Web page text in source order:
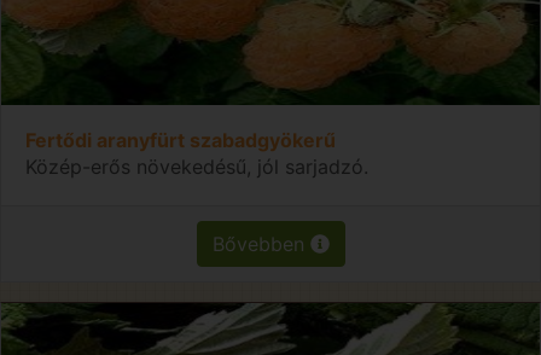
Fertődi aranyfürt szabadgyökerű
Közép-erős növekedésű, jól sarjadzó.
Bővebben